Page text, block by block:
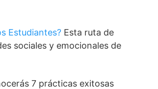
Estudiantes? Esta ruta de
sociales y emocionales de
7 prácticas exitosas